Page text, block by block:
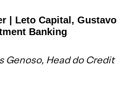
| Leto Capital, Gustavo
Banking
Genoso, Head do Credit